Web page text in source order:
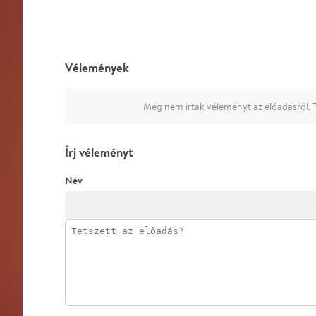
Vélemények
Még nem írtak véleményt az előadásról.
Írj véleményt
Név